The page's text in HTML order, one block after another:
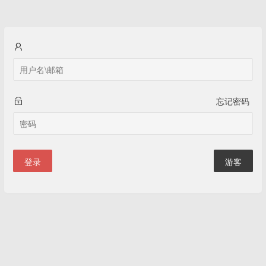
忘记密码
登录 游客